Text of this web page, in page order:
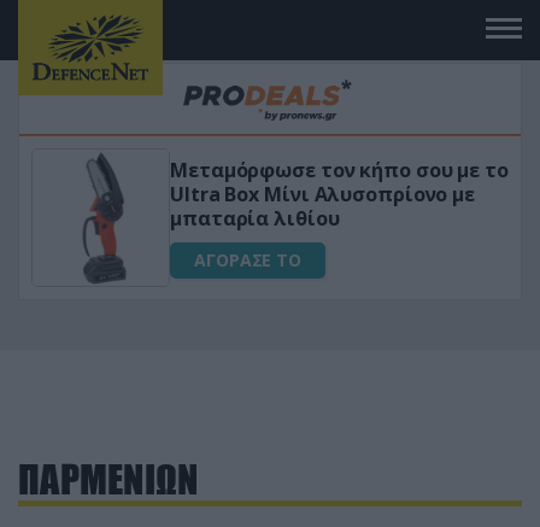
Μεταμόρφωσε τον κήπο σου με το
Ultra Box Μίνι Αλυσοπρίονο με
μπαταρία λιθίου
ΑΓΟΡΑΣΕ ΤΟ
ΠΑΡΜΕΝΙΩΝ